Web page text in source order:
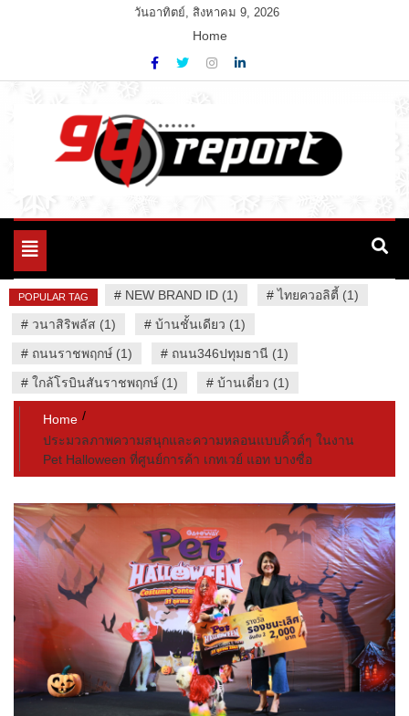
วันอาทิตย์, สิงหาคม 9, 2026
Home
94 Report.com
Variety News
Toggle
POPULAR TAG # NEW BRAND ID (1) #ไทยควอลิตี้ (1)
# วนาสิริพลัส (1) # บ้านชั้นเดียว (1)
# ถนนราชพฤกษ์ (1) # ถนน346ปทุมธานี (1)
# ใกล้โรบินสันราชพฤกษ์ (1) # บ้านเดี่ยว (1)
Home
ประมวลภาพความสนุกและความหลอนแบบคิ้วด์ๆ ในงาน
Pet Halloween ที่ศูนย์การค้า เกทเวย์ แอท บางซื่อ